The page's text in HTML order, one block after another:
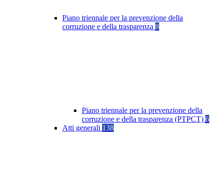
Piano triennale per la prevenzione della
corruzione e della trasparenza 8
Piano triennale per la prevenzione della
corruzione e della trasparenza (PTPCT) 6
Atti generali 138